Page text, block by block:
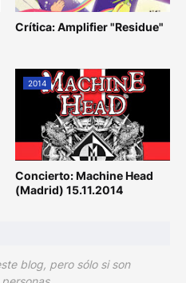
Crítica: Amplifier "Residue"
2014
Concierto: Machine Head
(Madrid) 15.11.2014
blog, pero sólo si son